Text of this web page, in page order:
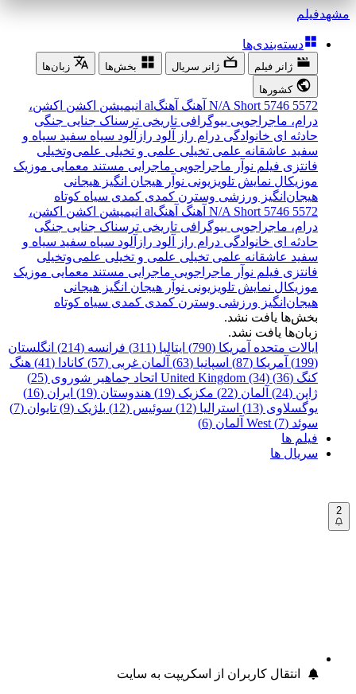
مشهدفیلم
دسته‌بندی‌ها
ژانر فیلم ژانر سریال بخش‌ها
زبان‌ها
کشورها
5572
5746
N/A Short آهنگ آهنگal انیمیشن اکشن اکشن،
درام، ماجراجویی بیوگرافی تاریخی ترسناک جنایی جنگی
حادثه ای خانوادگی درام راز آلود رازآلود سیاه سفید سیاه و
سفید عاشقانه علمی تخیلی علمی و تخیلی علمی‌و‌تخیلی
فانتزی فیلم نوآر ماجراجویی ماجرایی مستند معمایی موزیک
موزیکال نمایش تلویزیونی نوآر هیجان انگیز هیجانی
هیجان‌انگیز ورزشی وسترن کمدی کمدی سیاه کوتاه
5572
5746
N/A Short آهنگ آهنگal انیمیشن اکشن اکشن،
درام، ماجراجویی بیوگرافی تاریخی ترسناک جنایی جنگی
حادثه ای خانوادگی درام راز آلود رازآلود سیاه سفید سیاه و
سفید عاشقانه علمی تخیلی علمی و تخیلی علمی‌و‌تخیلی
فانتزی فیلم نوآر ماجراجویی ماجرایی مستند معمایی موزیک
موزیکال نمایش تلویزیونی نوآر هیجان انگیز هیجانی
هیجان‌انگیز ورزشی وسترن کمدی کمدی سیاه کوتاه
بخش‌ها یافت نشد.
زبان‌ها یافت نشد.
ایالات متحده آمریکا (790)
ایتالیا (311) فرانسه (214)
انگلستان
(199)
آمریکا (87) اسپانیا (63) آلمان غربی (57) کانادا (41)
هنگ
کنگ (36)
United Kingdom (34) اتحاد جماهیر شوروی (25)
ژاپن (24)
آلمان (22) مکزیک (19) هندوستان (19)
ایران (16)
یوگسلاوی (13)
استرالیا (12) سوئیس (12) بلژیک (9)
تایوان (7)
سوئد (7)
West آلمان (6)
فیلم ها
سریال ها
2
انتقال کاربران از اسکریپت به سایت